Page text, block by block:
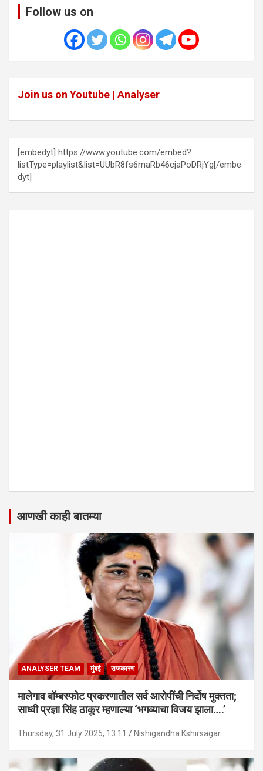
Follow us on
Join us on Youtube | Analyser
[embedyt] https://www.youtube.com/embed?
listType=playlist&list=UUbR8fs6maRb46cjaPoDRjYg[/embe
dyt]
आणखी काही बातम्या
ANALYSER TEAM मुंबई राजकारण
मालेगाव बॉम्बस्फोट प्रकरणातील सर्व आरोपींची निर्दोष मुक्तता;
साध्वी प्रज्ञा सिंह ठाकूर म्हणाल्या ‘भगव्याचा विजय झाला….’
Thursday, 31 July 2025, 13:11 Nishigandha Kshirsagar